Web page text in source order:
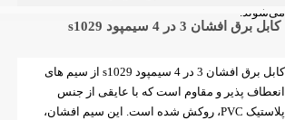
می‌شوند.
کابل برق افشان 3 در 4 سیمپود s1029
کابل برق افشان 3 در 4 سیمپود s1029 از سیم های
انعطاف پذیر و مقاوم است که با عایقی از جنس
پلاستیک PVC، روکش شده است. این سیم افشان،